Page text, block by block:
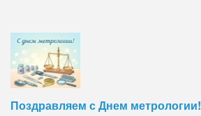
Поздравляем с Днем метрологии!